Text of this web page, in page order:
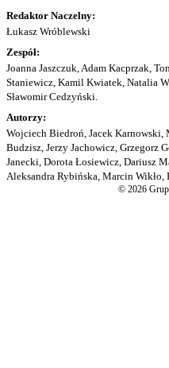
Redaktor Naczelny:
Łukasz Wróblewski
Zespół:
Joanna Jaszczuk, Adam Kacprzak,
Staniewicz, Kamil Kwiatek, Natalia
Sławomir Cedzyński.
Autorzy:
Wojciech Biedroń, Jacek
Budzisz, Jerzy Jachowicz, Grzegorz
Janecki, Dorota Łosiewicz, Dariusz
Aleksandra Rybińska, Marcin Wikło,
© 2026